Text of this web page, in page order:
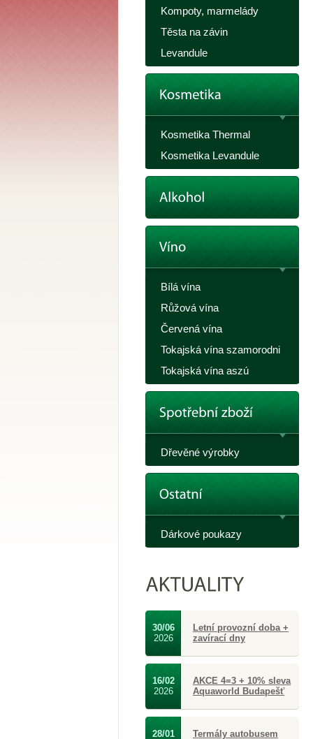
Kompoty, marmelády
Těsta na závin
Levandule
Kosmetika Thermal
Kosmetika Levandule
Bílá vína
Růžová vína
Červená vína
Tokajská vína szamorodni
Tokajská vína aszú
Dřevěné výrobky
Dárkové poukazy
30/06
2026
Letní provozní doba +
zavírací dny
16/02
2026
AKCE 4=3 + 10% sleva
Aquaworld Budapešť
28/01 Termály autobusem